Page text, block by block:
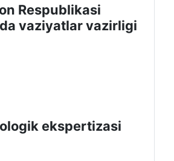
Rеspublikаsi
vaziyatlar vazirligi
ekspertizasi